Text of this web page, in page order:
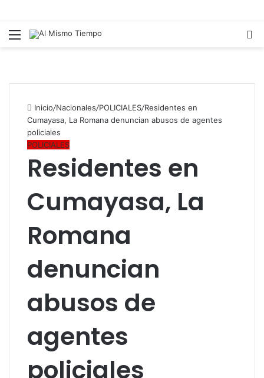
Menú
Inicio/Nacionales/POLICIALES/Residentes en
Cumayasa, La Romana denuncian abusos de agentes
policiales
POLICIALES
Residentes en
Cumayasa, La
Romana
denuncian
abusos de
agentes
policiales